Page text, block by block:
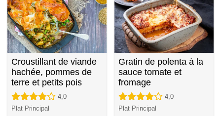
Croustillant de viande
hachée, pommes de
terre et petits pois
4,0
Plat Principal
Gratin de polenta à la
sauce tomate et
fromage
4,0
Plat Principal